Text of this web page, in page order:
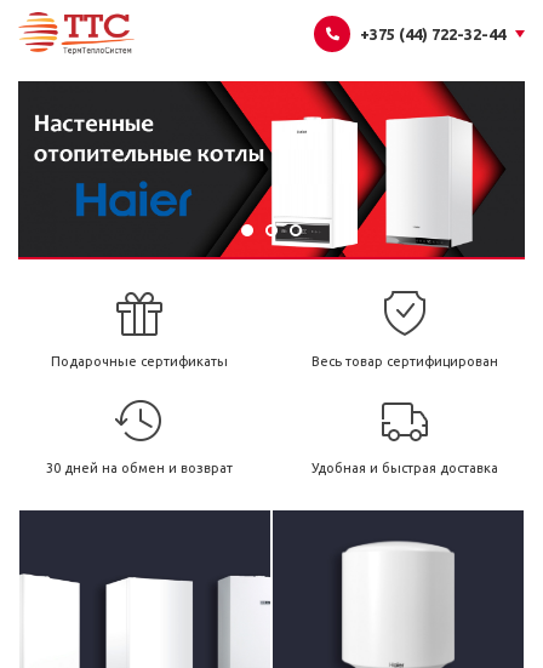
+375 (44) 722-32-44
Подарочные сертификаты Весь товар сертифицирован
30 дней на обмен и возврат Удобная и быстрая доставка